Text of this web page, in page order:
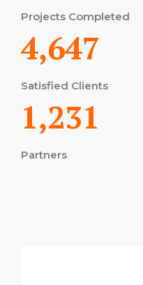
Projects Completed
4,647
Satisfied Clients
1,231
Partners